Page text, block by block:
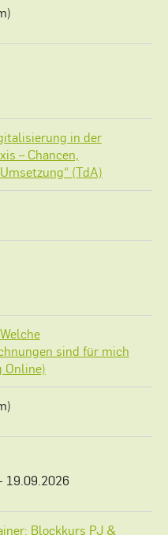
in der
– Chancen,
(TdA)
sind für mich
Online)
19.09.2026
Blockkurs PJ &